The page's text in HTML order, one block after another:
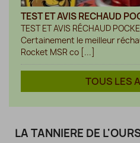
TEST ET AVIS RECHAUD
TEST ET AVIS RÉCHAUD
Certainement le meilleur
Rocket MSR co [...]
TOUS LES
LA TANNIERE DE